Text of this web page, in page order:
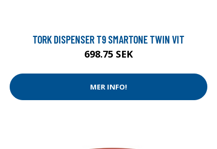
TORK DISPENSER T9 SMARTONE TWIN VIT
698.75 SEK
MER INFO!